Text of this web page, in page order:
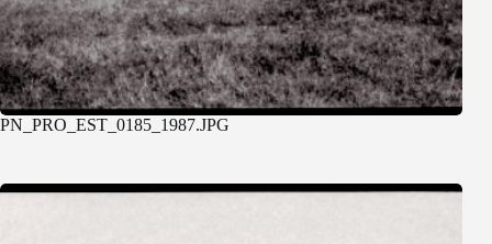
PN_PRO_EST_0185_1987.JPG